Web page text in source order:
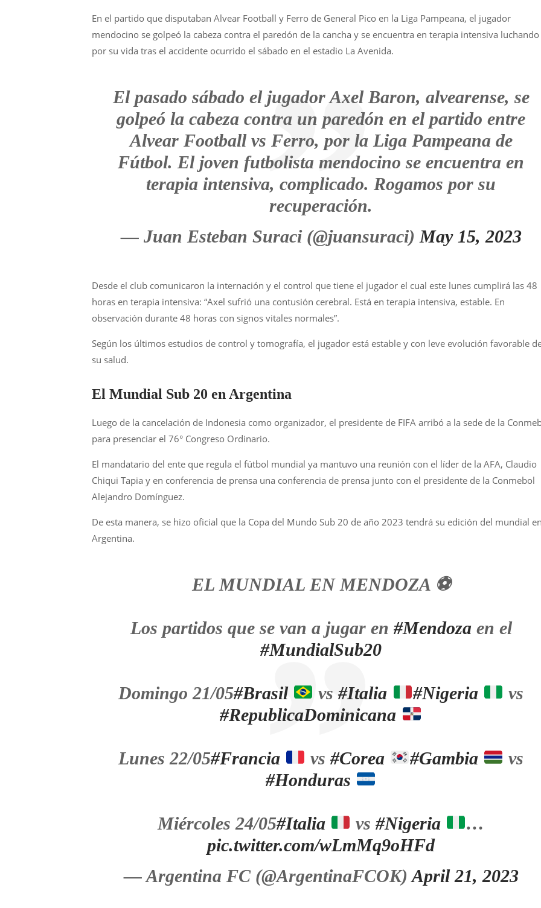
En el partido que disputaban Alvear Football y Ferro de General Pico en la Liga Pampeana, el jugador
mendocino se golpeó la cabeza contra el paredón de la cancha y se encuentra en terapia intensiva luchando
por su vida tras el accidente ocurrido el sábado en el estadio La Avenida.
El pasado sábado el jugador Axel Baron, alvearense, se
golpeó la cabeza contra un paredón en el partido entre
Alvear Football vs Ferro, por la Liga Pampeana de
Fútbol. El joven futbolista mendocino se encuentra en
terapia intensiva, complicado. Rogamos por su
recuperación.
— Juan Esteban Suraci (@juansuraci) May 15, 2023
Desde el club comunicaron la internación y el control que tiene el jugador el cual este lunes cumplirá las 48
horas en terapia intensiva: “Axel sufrió una contusión cerebral. Está en terapia intensiva, estable. En
observación durante 48 horas con signos vitales normales”.
Según los últimos estudios de control y tomografía, el jugador está estable y con leve evolución favorable
su salud.
El Mundial Sub 20 en Argentina
Luego de la cancelación de Indonesia como organizador, el presidente de FIFA arribó a la sede de la
para presenciar el 76° Congreso Ordinario.
El mandatario del ente que regula el fútbol mundial ya mantuvo una reunión con el líder de la AFA, Claudio
Chiqui Tapia y en conferencia de prensa una conferencia de prensa junto con el presidente de la Conmebol
Alejandro Domínguez.
De esta manera, se hizo oficial que la Copa del Mundo Sub 20 de año 2023 tendrá su edición del mundial
Argentina.
EL MUNDIAL EN MENDOZA ⚽️
Los partidos que se van a jugar en #Mendozaen el
#MundialSub20
Domingo 21/05#Brasil vs#Italia #Nigeria
vs
#RepublicaDominicana
Lunes 22/05#Francia vs #Corea #Gambia
vs
#Honduras
Miércoles 24/05#Italia vs#Nigeria
…
pic.twitter.com/wLmMq9oHFd
— Argentina FC (@ArgentinaFCOK)April 21, 2023